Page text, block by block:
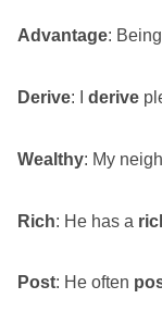
Advantage:
Derive: I derive
Wealthy: My
Rich: He has a
Post: He often